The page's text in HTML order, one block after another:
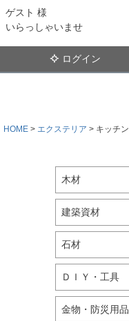
ゲスト 様
いらっしゃいませ
ログイン
HOME エクステリア キッチン
木材
建築資材
石材
ＤＩＹ・工具
金物・防災用品